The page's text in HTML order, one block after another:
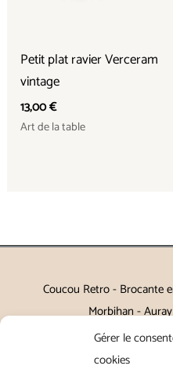
Gérer le
cookies
Petit plat ravier Verceram
vintage
13,00€
Art de la table
Coucou Retro - Brocante
Morbihan -
Petits meubles, décoration,